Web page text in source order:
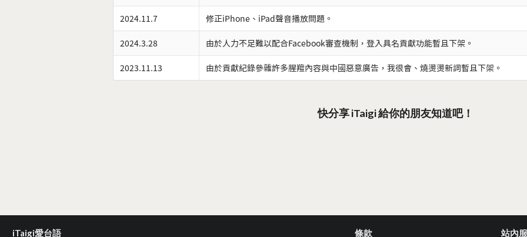
2024.11.7 修正iPhone、iPad聲音播放問題。
2024.3.28 由於人力不足難以配合Facebook審查機制，登入具名貢獻功能暫且下架。
2023.11.13 由於貢獻紀錄參雜許多腥羶內容與中國惡意廣告，我很會、燒燙燙新詞暫且下架。
快分享 iTaigi 給你的朋友知道吧！
iTaigi愛台語 條款 站內